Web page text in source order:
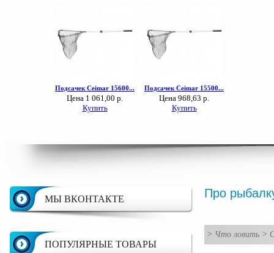
МЫ ВКОНТАКТЕ
ПОПУЛЯРНЫЕ ТОВАРЫ
Про
> Что ловить >